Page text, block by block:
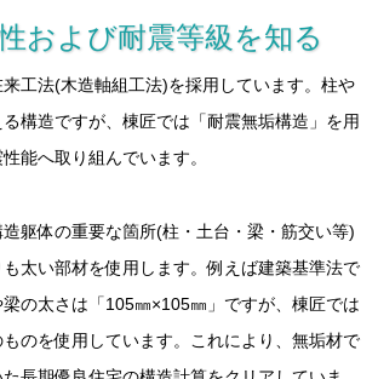
および耐震等級を知る
工法(木造軸組工法)を採用しています。柱や
構造ですが、棟匠では「耐震無垢構造」を用
能へ取り組んでいます。
躯体の重要な箇所(柱・土台・梁・筋交い等)
太い部材を使用します。例えば建築基準法で
の太さは「105㎜×105㎜」ですが、棟匠では
ものを使用しています。これにより、無垢材で